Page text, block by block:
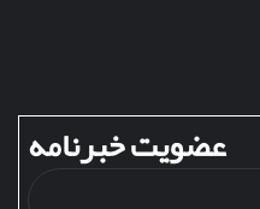
عضویت خبرنامه